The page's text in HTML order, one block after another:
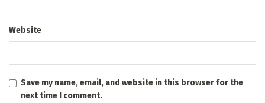
Website
Save my name, email, and website in this browser for the
next time I comment.